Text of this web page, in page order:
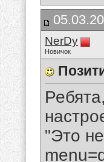
NerDy
Новичок
"Это